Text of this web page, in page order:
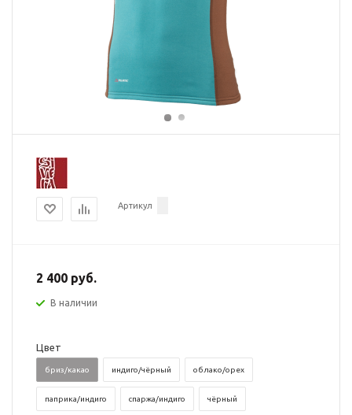
Артикул
2 400 руб.
В наличии
Цвет
бриз/какао индиго/чёрный облако/орех
паприка/индиго спаржа/индиго чёрный